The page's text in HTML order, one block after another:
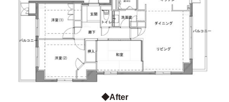
◆After